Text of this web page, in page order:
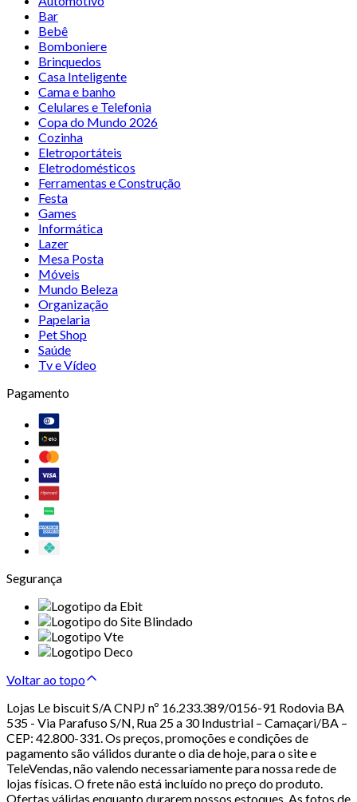
Bar
Bebê
Bomboniere
Brinquedos
Casa Inteligente
Cama e banho
Celulares e Telefonia
Copa do Mundo 2026
Cozinha
Eletroportáteis
Eletrodomésticos
Ferramentas e Construção
Festa
Games
Informática
Lazer
Mesa Posta
Móveis
Mundo Beleza
Organização
Papelaria
Pet Shop
Saúde
Tv e Vídeo
Pagamento
Segurança
Voltar ao topo
Lojas Le biscuit S/A CNPJ nº 16.233.389/0156-91 Rodovia BA
535 - Via Parafuso S/N, Rua 25 a 30 Industrial – Camaçari/BA –
CEP: 42.800-331. Os preços, promoções e condições de
pagamento são válidos durante o dia de hoje, para o site e
TeleVendas, não valendo necessariamente para nossa rede de
lojas físicas. O frete não está incluído no preço do produto.
Ofertas válidas enquanto durarem nossos estoques. As fotos de